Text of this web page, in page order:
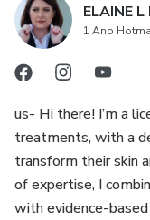
ELAINE L
1 Ano
us- Hi there! I’m a
treatments, with a
transform their skin
of expertise, I
with evidence-